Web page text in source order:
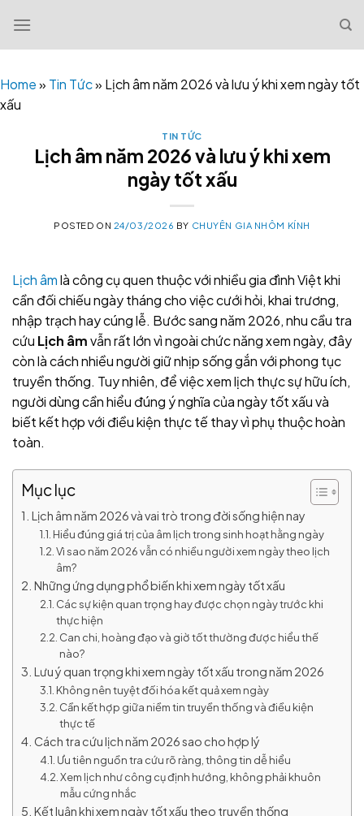
content
Home» Tin Tức» Lịch âm năm 2026 và lưu ý khi xem ngày tốt
xấu
TIN TỨC
Lịch âm năm 2026 và lưu ý khi xem
ngày tốt xấu
POSTED ON 24/03/2026 BY CHUYÊN GIA NHÔM KÍNH
Lịch âmlà công cụ quen thuộc với nhiều gia đình Việt khi
cần đối chiếu ngày tháng cho việc cưới hỏi, khai trương,
nhập trạch hay cúng lễ. Bước sang năm 2026, nhu cầu tra
cứu Lịch âmvẫn rất lớn vì ngoài chức năng xem ngày, đây
còn là cách nhiều người giữ nhịp sống gắn với phong tục
truyền thống. Tuy nhiên, để việc xem lịch thực sự hữu ích,
người dùng cần hiểu đúng ý nghĩa của ngày tốt xấu và
biết kết hợp với điều kiện thực tế thay vì phụ thuộc hoàn
toàn.
Mục lục
Lịch âm năm 2026 và vai trò trong đời sống hiện nay
Hiểu đúng giá trị của âm lịch trong sinh hoạt hằng ngày
Vì sao năm 2026 vẫn có nhiều người xem ngày theo lịch
âm?
Những ứng dụng phổ biến khi xem ngày tốt xấu
Các sự kiện quan trọng hay được chọn ngày trước khi
thực hiện
Can chi, hoàng đạo và giờ tốt thường được hiểu thế
nào?
Lưu ý quan trọng khi xem ngày tốt xấu trong năm 2026
Không nên tuyệt đối hóa kết quả xem ngày
Cần kết hợp giữa niềm tin truyền thống và điều kiện
thực tế
Cách tra cứu lịch năm 2026 sao cho hợp lý
Ưu tiên nguồn tra cứu rõ ràng, thông tin dễ hiểu
Xem lịch như công cụ định hướng, không phải khuôn
mẫu cứng nhắc
Kết luận khi xem ngày tốt xấu theo truyền thống